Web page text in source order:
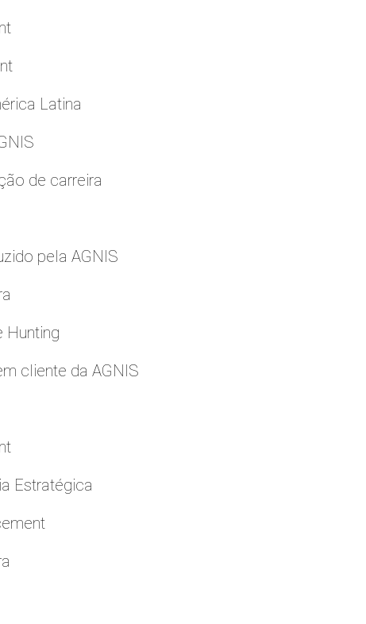
Latina
de carreira
pela AGNIS
Hunting
cliente da AGNIS
Estratégica